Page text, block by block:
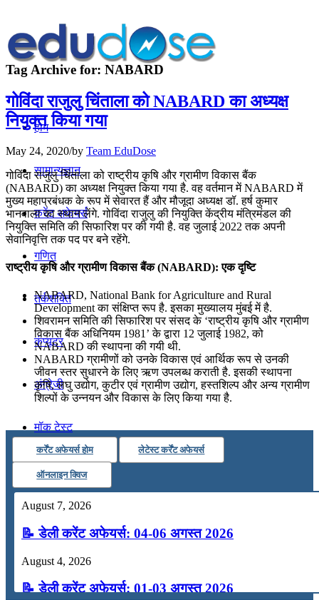
होम
सामान्यज्ञान
करेंट अफेयर्स
गणित
तर्कशक्ति
कंप्यूटर
अंग्रेजी
मॉक टेस्ट
टुडेज जीके
Menu Menu
Tag Archive for: NABARD
गोविंदा राजुलु चिंताला को NABARD का अध्यक्ष
नियुक्त किया गया
May 24, 2020/by Team EduDose
गोविंदा राजुलु चिंताला को राष्ट्रीय कृषि और ग्रामीण विकास बैंक
(NABARD) का अध्यक्ष नियुक्त किया गया है. वह वर्तमान में NABARD में
मुख्य महाप्रबंधक के रूप में सेवारत हैं और मौजूदा अध्यक्ष डॉ. हर्ष कुमार
भानवाला का स्थान लेंगे. गोविंदा राजुलु की नियुक्ति केंद्रीय मंत्रिमंडल की
नियुक्ति समिति की सिफारिश पर की गयी है. वह जुलाई 2022 तक अपनी
सेवानिवृत्ति तक पद पर बने रहेंगे.
राष्ट्रीय कृषि और ग्रामीण विकास बैंक (NABARD): एक दृष्टि
NABARD, National Bank for Agriculture and Rural
Development का संक्षिप्त रूप है. इसका मुख्यालय मुंबई में है.
शिवरामन समिति की सिफारिश पर संसद के ‘राष्ट्रीय कृषि और ग्रामीण
विकास बैंक अधिनियम 1981’ के द्वारा 12 जुलाई 1982, को
NABARD की स्थापना की गयी थी.
NABARD ग्रामीणों को उनके विकास एवं अ‍‍ार्थिक रूप से उनकी
जीवन स्तर सुधारने के लिए ऋण उपलब्‍ध कराती है. इसकी स्थापना
कृषि, लघु उद्योग, कुटीर एवं ग्रामीण उद्योग, हस्तशिल्प और अन्य ग्रामीण
शिल्पों के उन्नयन और विकास के लिए किया गया है.
कर्रेंट अफेयर्स होम लेटेस्ट कर्रेंट अफेयर्स
ऑनलाइन क्विज
August 7, 2026
📝 डेली करेंट अफेयर्स: 04-06 अगस्त 2026
August 4, 2026
📝 डेली करेंट अफेयर्स: 01-03 अगस्त 2026